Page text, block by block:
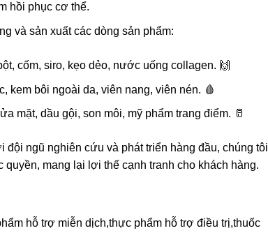
hồi phục cơ thể.
và sản xuất các dòng sản phẩm:
cốm, siro, kẹo dẻo, nước uống collagen. 🙌
kem bôi ngoài da, viên nang, viên nén. 🩸
mặt, dầu gội, son môi, mỹ phẩm trang điểm. 🥛
đội ngũ nghiên cứu và phát triển hàng đầu, chúng tôi
quyền, mang lại lợi thế cạnh tranh cho khách hàng.
hỗ trợ miễn dịch,thực phẩm hỗ trợ điều trị,thuốc